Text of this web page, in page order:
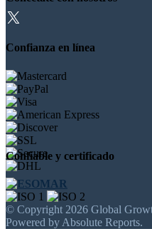
Confianza en línea
Confiable y certificado
© Copyright 2026 Global
Powered by Absolute Reports.